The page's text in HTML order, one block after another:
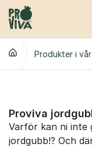
Hoppa till innehåll
Produkter i
Proviva
Varför kan ni inte
jordgubb!? Och